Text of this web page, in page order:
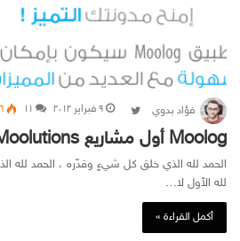
فؤاد بدوي Follow on Twitter
۹ فبراير ۲۰۱۲ ۱۱
Moolog أول مشاريع Moolutions !
الحمد لله الذي خلق كل شيءٍ وقدّره ، الحمد لله
لله الأول لا…
أكمل القراءة »